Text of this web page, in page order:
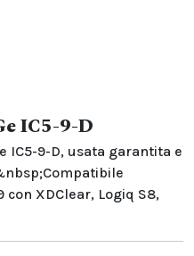
IC5-9-D
IC5-9-D, usata garantita e
con XDClear, Logiq S8,